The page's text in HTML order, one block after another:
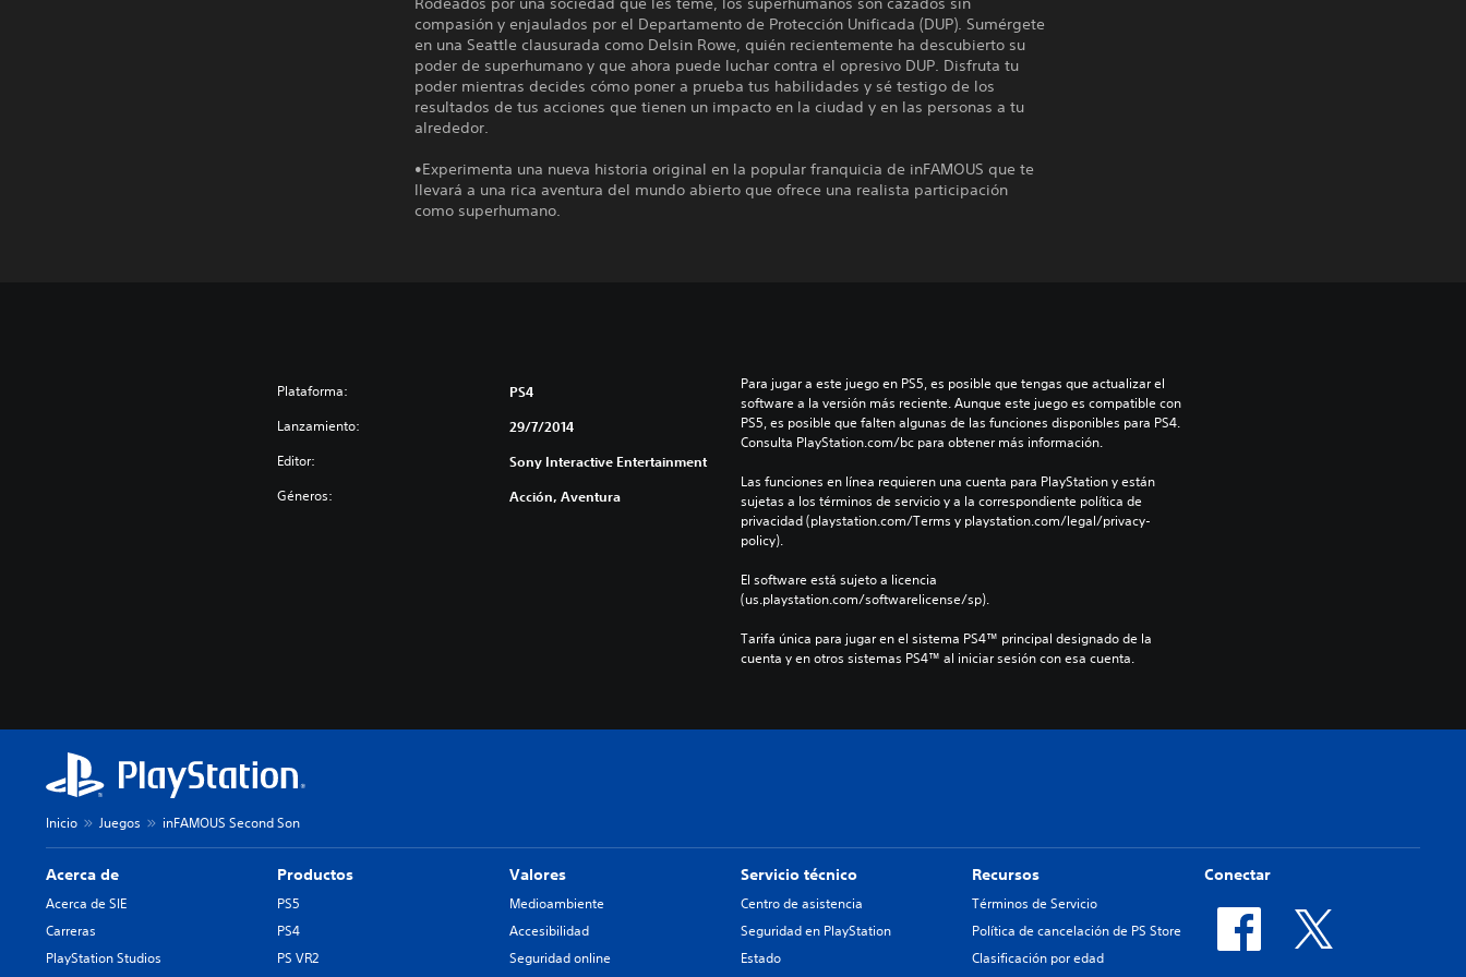
compasión y enjaulados por el Departamento de Protección Unificada (DUP). Sumérgete
en una Seattle clausurada como Delsin Rowe, quién recientemente ha descubierto su
poder de superhumano y que ahora puede luchar contra el opresivo DUP. Disfruta tu
poder mientras decides cómo poner a prueba tus habilidades y sé testigo de los
resultados de tus acciones que tienen un impacto en la ciudad y en las personas a tu
alrededor.
•Experimenta una nueva historia original en la popular franquicia de inFAMOUS que te
llevará a una rica aventura del mundo abierto que ofrece una realista participación
como superhumano.
Plataforma: PS4
Lanzamiento: 29/7/2014
Editor: Sony Interactive Entertainment
Géneros: Acción, Aventura
Para jugar a este juego en PS5, es posible que tengas que actualizar el
software a la versión más reciente. Aunque este juego es compatible con
PS5, es posible que falten algunas de las funciones disponibles para PS4.
Consulta PlayStation.com/bc para obtener más información.
Las funciones en línea requieren una cuenta para PlayStation y están
sujetas a los términos de servicio y a la correspondiente política de
privacidad (playstation.com/Terms y playstation.com/legal/privacy-
policy).
El software está sujeto a licencia
(us.playstation.com/softwarelicense/sp).
Tarifa única para jugar en el sistema PS4™ principal designado de la
cuenta y en otros sistemas PS4™ al iniciar sesión con esa cuenta.
Inicio Juegos inFAMOUS Second Son
Acerca de
Acerca de SIE
Carreras
PlayStation Studios
Productos
PS5
PS4
PS VR2
Valores
Medioambiente
Accesibilidad
Seguridad online
Servicio técnico
Centro de asistencia
Seguridad en PlayStation
Estado
Recursos
Términos de Servicio
Política de cancelación de PS Store
Clasificación por edad
Conectar